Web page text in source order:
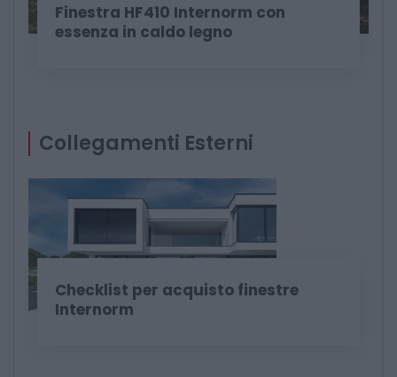
Finestra HF410 Internorm con
essenza in caldo legno
Collegamenti Esterni
Checklist per acquisto finestre
Internorm